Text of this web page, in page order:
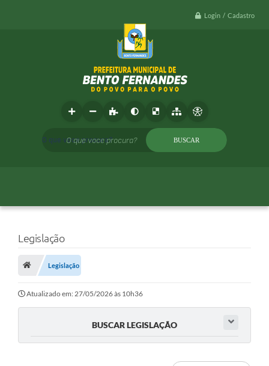
Login / Cadastro
O que voce procura?
Legislação
Legislação
Atualizado em: 27/05/2026 às 10h36
BUSCAR LEGISLAÇÃO